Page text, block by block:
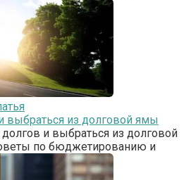
выбраться из долговой ямы
и выбраться из долговой
по бюджетированию и